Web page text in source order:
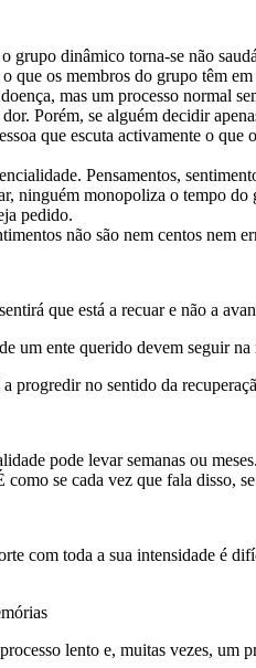
grupo dinâmico torna-se não
que os membros do grupo têm
mas um processo normal
Porém, se alguém decidir
que escuta activamente o
Pensamentos,
ninguém monopoliza o tempo do
pedido.
não são nem centos nem
que está a recuar e não a
um ente querido devem seguir
no sentido da
pode levar semanas ou
se cada vez que fala disso,
com toda a sua intensidade é
lento e, muitas vezes,